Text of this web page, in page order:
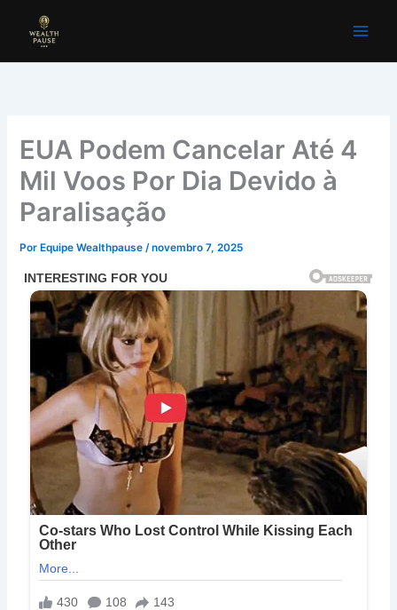
EUA Podem Cancelar Até 4
Mil Voos Por Dia Devido à
Paralisação
Por Equipe Wealthpause/novembro 7, 2025